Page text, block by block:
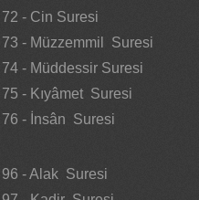
72 - Cin Suresi
73 - Müzzemmil Suresi
74 - Müddessir Suresi
75 - Kıyâmet Suresi
76 - İnsân Suresi
96 - Alak Suresi